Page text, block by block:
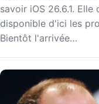
savoir iOS 26.6.1.
disponible d'ici les
Bientôt l'arrivée…